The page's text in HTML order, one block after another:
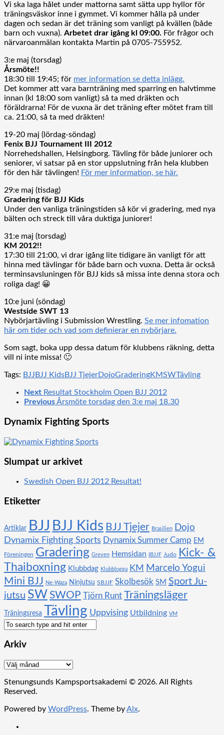
Vi ska laga hålet under mattorna samt sätta upp hyllor för
träningsväskor inne i gymmet. Vi kommer hålla på under
dagen och sedan är det träning som vanligt på kvällen (både
barn och vuxna). Arbetet drar igång kl 09:00. För frågor och
närvaroanmälan kontakta Martin på 0705-755952.
3:e maj (torsdag)
Årsmöte!!
18:30 till 19:45; för mer information se detta inlägg.
Det kommer att vara barnträning med sparring en halvtimme
innan (kl 18:00 som vanligt) så ta med dräkten och
föräldrarna! För de vuxna är det träning efter mötet fram till
ca. 21:00, så ta med dräkten!
19-20 maj (lördag-söndag)
Fenix BJJ Tournament III 2012
Norrehedshallen, Helsingborg. Tävling för både juniorer och
seniorer, vi satsar på en stor uppslutning från hela klubben
för den här tävlingen! För mer information, se här.
29:e maj (tisdag)
Gradering för BJJ Kids
Under den vanliga träningstiden så kör vi gradering, med nya
bälten och streck till våra duktiga juniorer!
31:e maj (torsdag)
KM 2012!!
17:30 till 21:00, vi drar igång lite tidigare än vanligt för att
hinna med tävlingar för både barn och vuxna. Detta är också
terminsavsluningen för BJJ kids så missa inte denna stora och
roliga dag! 😀
10:e juni (söndag)
Westside SWT 13
Nybörjartävling i Submission Wrestling. Se mer infomation
här om tider och vad som definierar en nybörjare.
Som sagt, boka upp dessa datum för klubbens räkning, detta
vill ni inte missa! 🙂
Tags: BJJ BJJ KidsBJJ TjejerDojoGraderingKMSWTävling
Next Resultat Stockholm Open BJJ 2012
PreviousÅrsmöte torsdag den 3:e maj 18.30
Dynamix Fighting Sports
Slumpat ur arkivet
Swedish Open BJJ 2012 Resultat!
Etiketter
Artiklar BJJ BJJ Kids BJJ Tjejer Brasilien Dojo
Dynamix Fighting Sports Dynamix Summer Camp EM
Föreningen Gradering Greven Hemsidan IBJJF Judo
Kick- &
Thaiboxning Klubbdag Klubblogga KM Marcelo Yogui
Mini BJJ Ne-Waza Ninjutsu SBJJF Skolbesök SM Sport Ju-
jutsu SW SWOP Tjörn Runt Träningsläger
Träningsresa Tävling Uppvising Utbildning VM
Arkiv
Arkiv
Stenungsunds Kampsportsakademi © 2026. All Rights
Reserved.
Powered by WordPress. Theme byAlx.